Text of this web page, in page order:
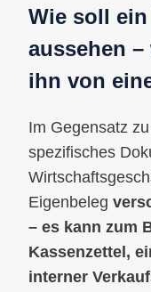
Wie soll
aussehen
ihn von
Im Gegensatz
spezifisches
Eigenbeleg
– es kann zum
Kassenzettel,
interner